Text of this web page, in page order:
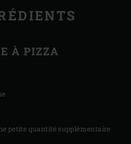
À PIZZA
petite quantité supplémentaire